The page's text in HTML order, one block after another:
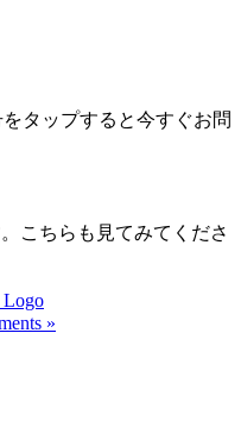
タップすると今すぐお問
こちらも見てみてくださ
»